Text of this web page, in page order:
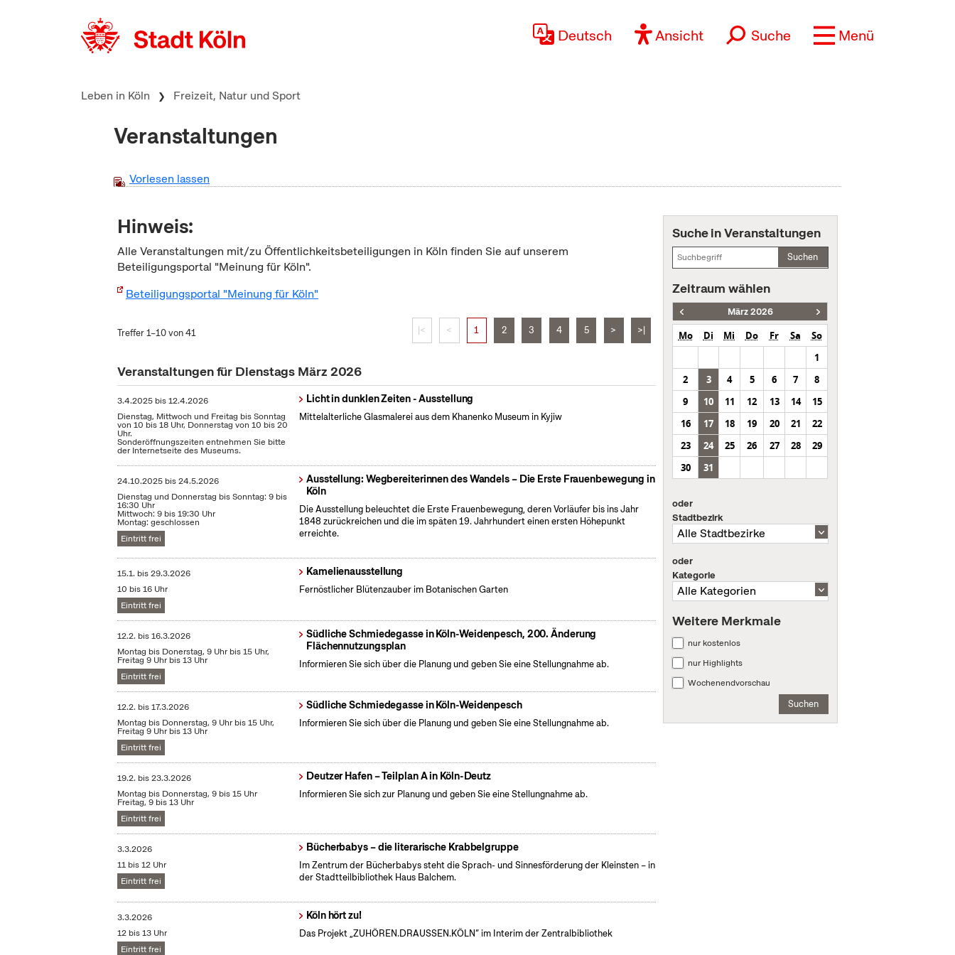
Deutsch Ansicht Suche Menü
Leben in Köln Freizeit, Natur und Sport
Veranstaltungen
Vorlesen lassen
Hinweis:
Alle Veranstaltungen mit/zu Öffentlichkeitsbeteiligungen in Köln finden Sie auf unserem
Beteiligungsportal "Meinung für Köln".
Beteiligungsportal "Meinung für Köln"
Treffer 1–10 von 41 |< < 1 2 3 4 5 > >|
Veranstaltungen für Dienstags März 2026
3.4.2025 bis12.4.2026
Dienstag, Mittwoch und Freitag bis Sonntag
von 10 bis 18 Uhr, Donnerstag von 10 bis 20
Uhr.
Sonderöffnungszeiten entnehmen Sie bitte
der Internetseite des Museums.
Licht in dunklen Zeiten - Ausstellung
Mittelalterliche Glasmalerei aus dem Khanenko Museum in Kyjiw
24.10.2025 bis24.5.2026
Dienstag und Donnerstag bis Sonntag: 9 bis
16:30 Uhr
Mittwoch: 9 bis 19:30 Uhr
Montag: geschlossen
Eintritt frei
Ausstellung: Wegbereiterinnen des Wandels – Die Erste Frauenbewegung in
Köln
Die Ausstellung beleuchtet die Erste Frauenbewegung, deren Vorläufer bis ins Jahr
1848 zurückreichen und die im späten 19. Jahrhundert einen ersten Höhepunkt
erreichte.
15.1. bis29.3.2026
10 bis 16 Uhr
Eintritt frei
Kamelienausstellung
Fernöstlicher Blütenzauber im Botanischen Garten
12.2. bis16.3.2026
Montag bis Donerstag, 9 Uhr bis 15 Uhr,
Freitag 9 Uhr bis 13 Uhr
Eintritt frei
Südliche Schmiedegasse in Köln-Weidenpesch, 200. Änderung
Flächennutzungsplan
Informieren Sie sich über die Planung und geben Sie eine Stellungnahme ab.
12.2. bis17.3.2026
Montag bis Donnerstag, 9 Uhr bis 15 Uhr,
Freitag 9 Uhr bis 13 Uhr
Eintritt frei
Südliche Schmiedegasse in Köln-Weidenpesch
Informieren Sie sich über die Planung und geben Sie eine Stellungnahme ab.
19.2. bis23.3.2026
Montag bis Donnerstag, 9 bis 15 Uhr
Freitag, 9 bis 13 Uhr
Eintritt frei
Deutzer Hafen – Teilplan A in Köln-Deutz
Informieren Sie sich zur Planung und geben Sie eine Stellungnahme ab.
3.3.2026
11 bis 12 Uhr
Eintritt frei
Bücherbabys – die literarische Krabbelgruppe
Im Zentrum der Bücherbabys steht die Sprach- und Sinnesförderung der Kleinsten – in
der Stadtteilbibliothek Haus Balchem.
3.3.2026
12 bis 13 Uhr
Eintritt frei
Köln hört zu!
Das Projekt „ZUHÖREN.DRAUSSEN.KÖLN“ im Interim der Zentralbibliothek
Suche in Veranstaltungen
Suchen
Zeitraum wählen
März 2026
Mo Di Mi Do Fr Sa
So
1
2
3 4 5 6 7
8
9
10 11 12 13 14
15
16
17 18 19 20 21
22
23
24 25 26 27 28
29
30
31
oder
Stadtbezirk
oder
Kategorie
Weitere Merkmale
nur kostenlos
nur Highlights
Wochenendvorschau
Suchen